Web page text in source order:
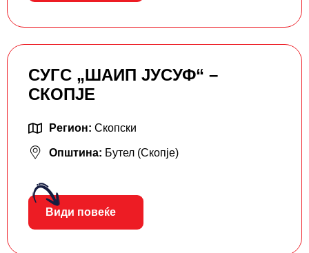
СУГС „ШАИП ЈУСУФ“ –
СКОПЈЕ
Регион: Скопски
Општина: Бутел (Скопје)
Види повеќе